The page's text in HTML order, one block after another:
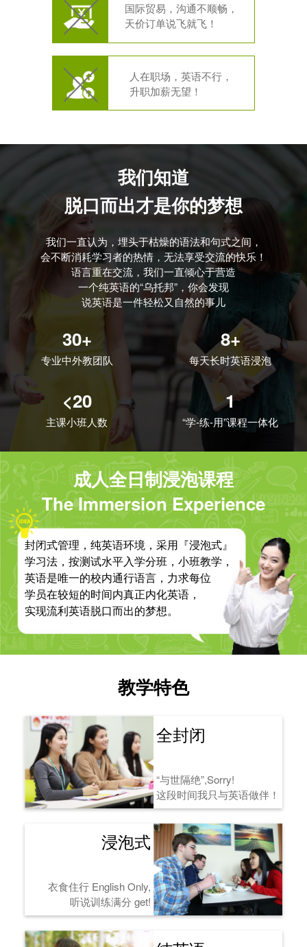
国际贸易，沟通不顺畅，
天价订单说飞就飞！
人在职场，英语不行，
升职加薪无望！
我们知道
脱口而出才是你的梦想
我们一直认为，埋头于枯燥的语法和句式之间，
会不断消耗学习者的热情，无法享受交流的快乐！
语言重在交流，我们一直倾心于营造
一个纯英语的“乌托邦”，你会发现
说英语是一件轻松又自然的事儿
30+
专业中外教团队
8+
每天长时英语浸泡
<20
主课小班人数
1
“学-练-用”课程一体化
成人全日制浸泡课程
The Immersion Experience
封闭式管理，纯英语环境，采用『浸泡式』
学习法，按测试水平入学分班，小班教学，
英语是唯一的校内通行语言，力求每位
学员在较短的时间内真正内化英语，
实现流利英语脱口而出的梦想。
教学特色
全封闭
“与世隔绝”,Sorry!
这段时间我只与英语做伴！
浸泡式
衣食住行 English Only,
听说训练满分 get!